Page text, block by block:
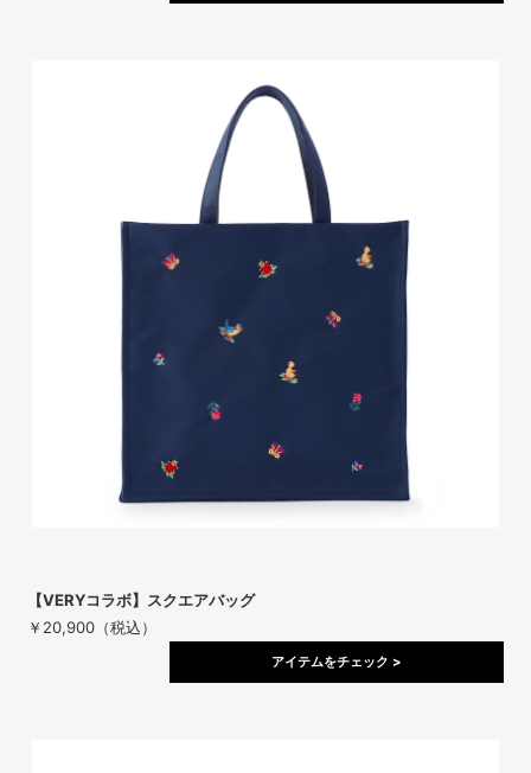
【VERYコラボ】スクエアバッグ
￥20,900（税込）
アイテムをチェック >